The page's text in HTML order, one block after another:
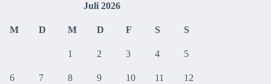
Juli 2026
M D M D F S S
1 2 3 4 5
6 7 8 9 10 11 12